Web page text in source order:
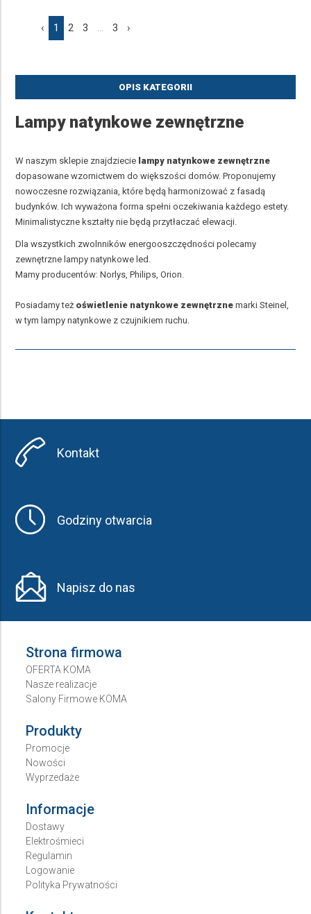
‹ 1 2 3 ... 3 ›
OPIS KATEGORII
Lampy natynkowe zewnętrzne
W naszym sklepie znajdziecie lampy natynkowe zewnętrzne
dopasowane wzornictwem do większości domów. Proponujemy
nowoczesne rozwiązania, które będą harmonizować z fasadą
budynków. Ich wyważona forma spełni oczekiwania każdego estety.
Minimalistyczne kształty nie będą przytłaczać elewacji.
Dla wszystkich zwolnników energooszczędności polecamy
zewnętrzne lampy natynkowe led.
Mamy producentów: Norlys, Philips, Orion.
Posiadamy też oświetlenie natynkowe zewnętrzne marki Steinel,
w tym lampy natynkowe z czujnikiem ruchu.
Kontakt
Godziny otwarcia
Napisz do nas
Strona firmowa
OFERTA KOMA
Nasze realizacje
Salony Firmowe KOMA
Produkty
Promocje
Nowości
Wyprzedaże
Informacje
Dostawy
Elektrośmieci
Regulamin
Logowanie
Polityka Prywatności